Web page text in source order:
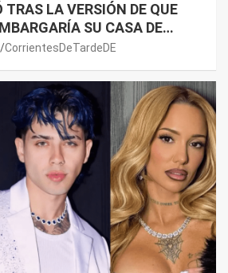
TRAS LA VERSIÓN DE QUE
SU CASA DE
RASCAR DE ALGÚN
CorrientesDeTardeDE